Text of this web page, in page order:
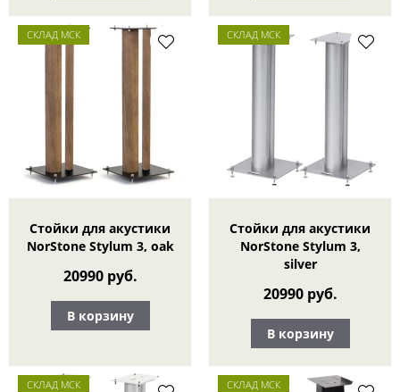
СКЛАД МСК
Стойки для акустики
NorStone Stylum 3, oak
20990 руб.
В корзину
СКЛАД МСК
Стойки для акустики
NorStone Stylum 3,
silver
20990 руб.
В корзину
СКЛАД МСК СКЛАД МСК